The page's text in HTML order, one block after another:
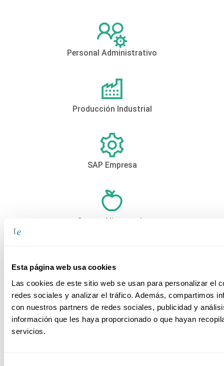
Esta página web usa cookies
Las cookies de este sitio web se usan para personalizar el
redes sociales y analizar el tráfico. Además, compartimos
con nuestros partners de redes sociales, publicidad y
información que les haya proporcionado o que hayan
servicios.
Personal Administrativo
Producción Industrial
SAP Empresa
Sector Alimentario